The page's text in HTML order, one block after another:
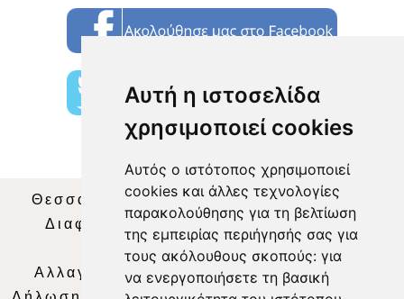
Αυτή η ιστοσελίδα
χρησιμοποιεί cookies
Αυτός ο ιστότοπος χρησιμοποιεί
cookies και άλλες τεχνολογίες
παρακολούθησης για τη βελτίωση
της εμπειρίας περιήγησής σας για
τους ακόλουθους σκοπούς: για
να ενεργοποιήσετε τη βασική
Θεσσαλία Τηλεόραση|SNG Services
Διαφήμιση | Όροι Χρήσης |Δήλωση
Απορρήτου |
Περιεχόμενο
Αλλαγή Προτιμήσεων για τα Cookies